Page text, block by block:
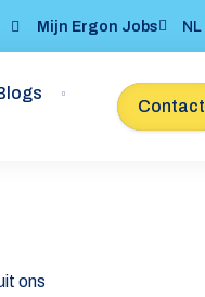
Mijn Ergon Jobs NL
Contact
ons